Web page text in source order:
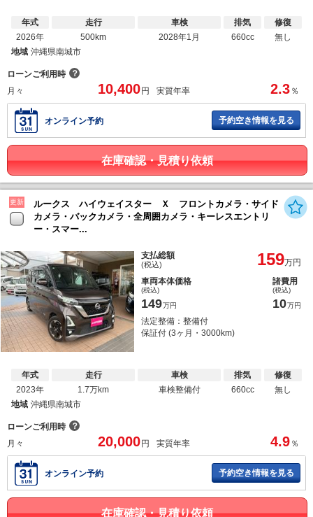
年式
2026年
走行
500km
車検
2028年1月
排気
660cc
修復
無し
地域 沖縄県南城市
ローンご利用時 ？
月々
10,400 円 実質年率 2.3 ％
オンライン予約 予約空き情報を見る
在庫確認・見積り依頼
更新
ルークス ハイウェイスター Ｘ フロントカメラ・サイド
カメラ・バックカメラ・全周囲カメラ・キーレスエントリ
ー・スマー...
支払総額
(税込) 159万円
車両本体価格
(税込)
149万円
諸費用
(税込)
10万円
法定整備：整備付
保証付 (3ヶ月・3000km)
年式
2023年
走行
1.7万km
車検
車検整備付
排気
660cc
修復
無し
地域 沖縄県南城市
ローンご利用時 ？
月々
20,000 円 実質年率 4.9 ％
オンライン予約 予約空き情報を見る
在庫確認・見積り依頼